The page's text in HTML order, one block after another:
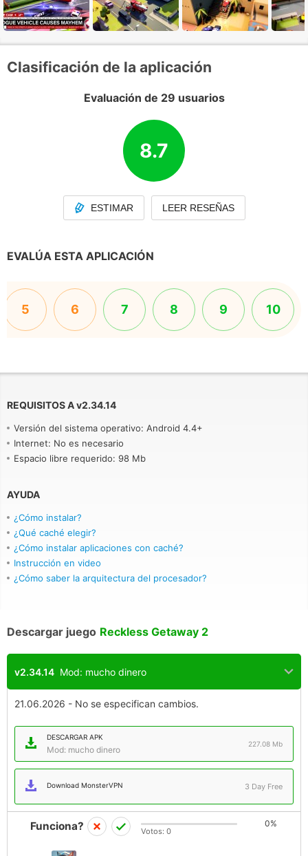
Clasificación de la aplicación
Evaluación de 29 usuarios
8.7
ESTIMAR LEER RESEÑAS
EVALÚA ESTA APLICACIÓN
5 6 7 8 9 10
REQUISITOS Av2.34.14
Versión del sistema operativo: Android 4.4+
Internet: No es necesario
Espacio libre requerido: 98 Mb
AYUDA
¿Cómo instalar?
¿Qué caché elegir?
¿Cómo instalar aplicaciones con caché?
Instrucción en video
¿Cómo saber la arquitectura del procesador?
Descargar juego Reckless Getaway 2
v2.34.14 Mod: mucho dinero
21.06.2026 - No se especifican cambios.
DESCARGAR APK
Mod: mucho dinero
227.08 Mb
Download MonsterVPN 3 Day Free
Funciona? 0%
Votos: 0